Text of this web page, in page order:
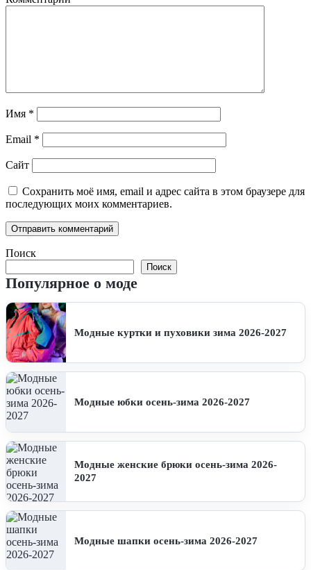
Имя *
Email *
Сайт
Сохранить моё имя, email и адрес сайта в этом браузере для
последующих моих комментариев.
Поиск
Поиск
Популярное о моде
Модные куртки и пуховики зима 2026-2027
Модные юбки осень-зима 2026-2027
Модные женские брюки осень-зима 2026-
2027
Модные шапки осень-зима 2026-2027